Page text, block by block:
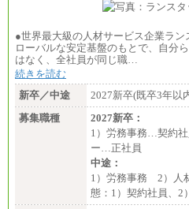
●世界最大級の人材サービス企業
ローバルな安定基盤のもとで、自分
はなく、全社員が同じ職…
続きを読む
新卒／中途
2027新卒(既卒3年以
募集職種
2027新卒：
1）労務事務…契約
ー…正社員
中途：
1）労務事務 2）人
態：1）契約社員、2